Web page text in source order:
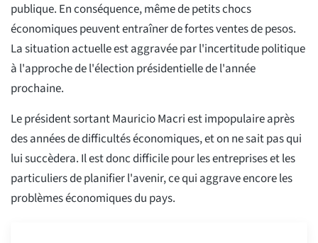
publique. En conséquence, même de petits chocs
économiques peuvent entraîner de fortes ventes de pesos.
La situation actuelle est aggravée par l'incertitude politique
à l'approche de l'élection présidentielle de l'année
prochaine.
Le président sortant Mauricio Macri est impopulaire après
des années de difficultés économiques, et on ne sait pas qui
lui succèdera. Il est donc difficile pour les entreprises et les
particuliers de planifier l'avenir, ce qui aggrave encore les
problèmes économiques du pays.